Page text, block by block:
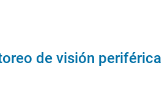
de visión periférica